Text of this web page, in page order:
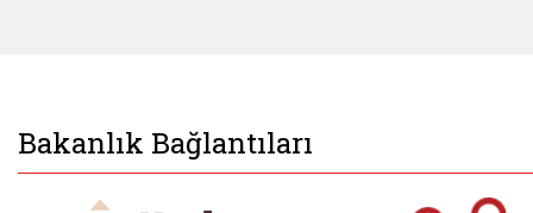
Bakanlık Bağlantıları